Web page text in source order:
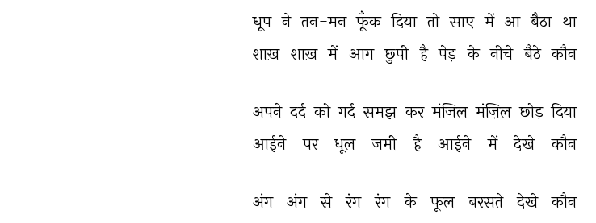
धूप ने तन-मन फूँक दिया तो साए में आ बैठा था
शाख़ शाख़ में आग छुपी है पेड़ के नीचे बैठे कौन
अपने दर्द को गर्द समझ कर मंज़िल मंज़िल छोड़ दिया
आईने
पर धूल जमी है आईने में देखे कौन
अंग अंग से रंग रंग के फूल बरसते देखे
कौन